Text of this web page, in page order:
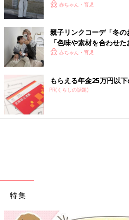
赤ちゃん・育児
親子リンクコーデ「冬の
「色味や素材を合わせ
選 赤ちゃん・育児
もらえる年金25万円以
PR(くらしの話題)
特集